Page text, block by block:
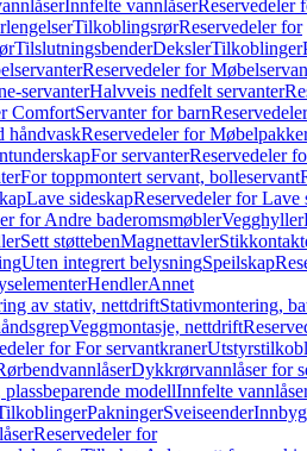
Innfelte vannlåserReservedeler
TilkoblingsrørReservedeler for
TilslutningsbenderDekslerTilkoblinger
Reservedeler for
servanterHalvveis nedfelt servanter
ComfortServanter for barn
håndvaskReservedeler for
For servanterReservedeler
For toppmontert servant, bolleservant
Lave sideskapReservedeler for Lave
for Andre baderomsmøblerVegghyller
Sett støttebenMagnettavler
Uten integrert belysningSpeilskap
HendlerAnnet
av stativ, nettdriftStativmontering,
Veggmontasje, nettdrift
for For servantkraner
Dykkrørvannlåser for
modellInnfelte
PakningerSveiseender
Reservedeler for